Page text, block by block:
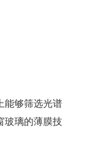
能够筛选光谱
玻璃的薄膜技